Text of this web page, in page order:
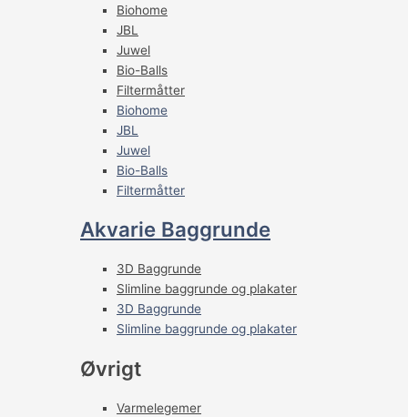
Biohome
JBL
Juwel
Bio-Balls
Filtermåtter
Biohome
JBL
Juwel
Bio-Balls
Filtermåtter
Akvarie Baggrunde
3D Baggrunde
Slimline baggrunde og plakater
3D Baggrunde
Slimline baggrunde og plakater
Øvrigt
Varmelegemer